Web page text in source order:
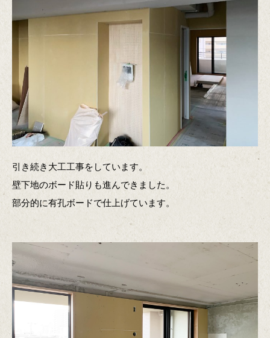
引き続き大工工事をしています。
壁下地のボード貼りも進んできました。
部分的に有孔ボードで仕上げています。